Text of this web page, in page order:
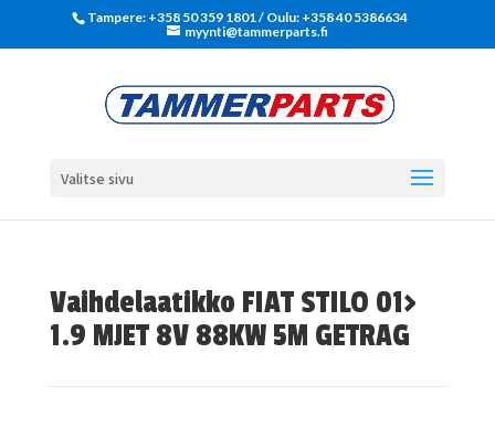
Tampere: +358 50 359 1801‬ / Oulu: +358 40 5386634
myynti@tammerparts.fi
Valitse sivu
Vaihdelaatikko FIAT STILO 01>
1.9 MJET 8V 88KW 5M GETRAG